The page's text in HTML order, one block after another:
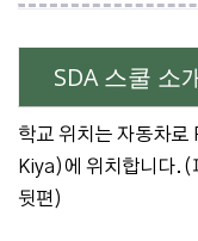
SDA 스쿨 소
학교 위치는 자동차
Kiya)에 위치합니다.(
뒷편)